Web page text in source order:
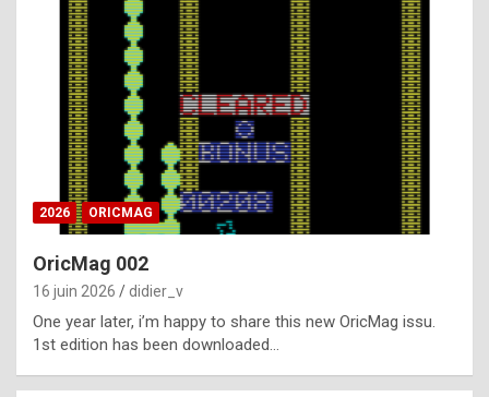
y
d
i
ff
i
l
t
t
2026 ORICMAG
OricMag 002
16 juin 2026 didier_v
One year later, i’m happy to share this new OricMag issu.
1st edition has been downloaded…